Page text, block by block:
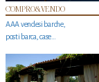
COMPRO&VENDO
AAA vendesi barche,
posti barca, case…